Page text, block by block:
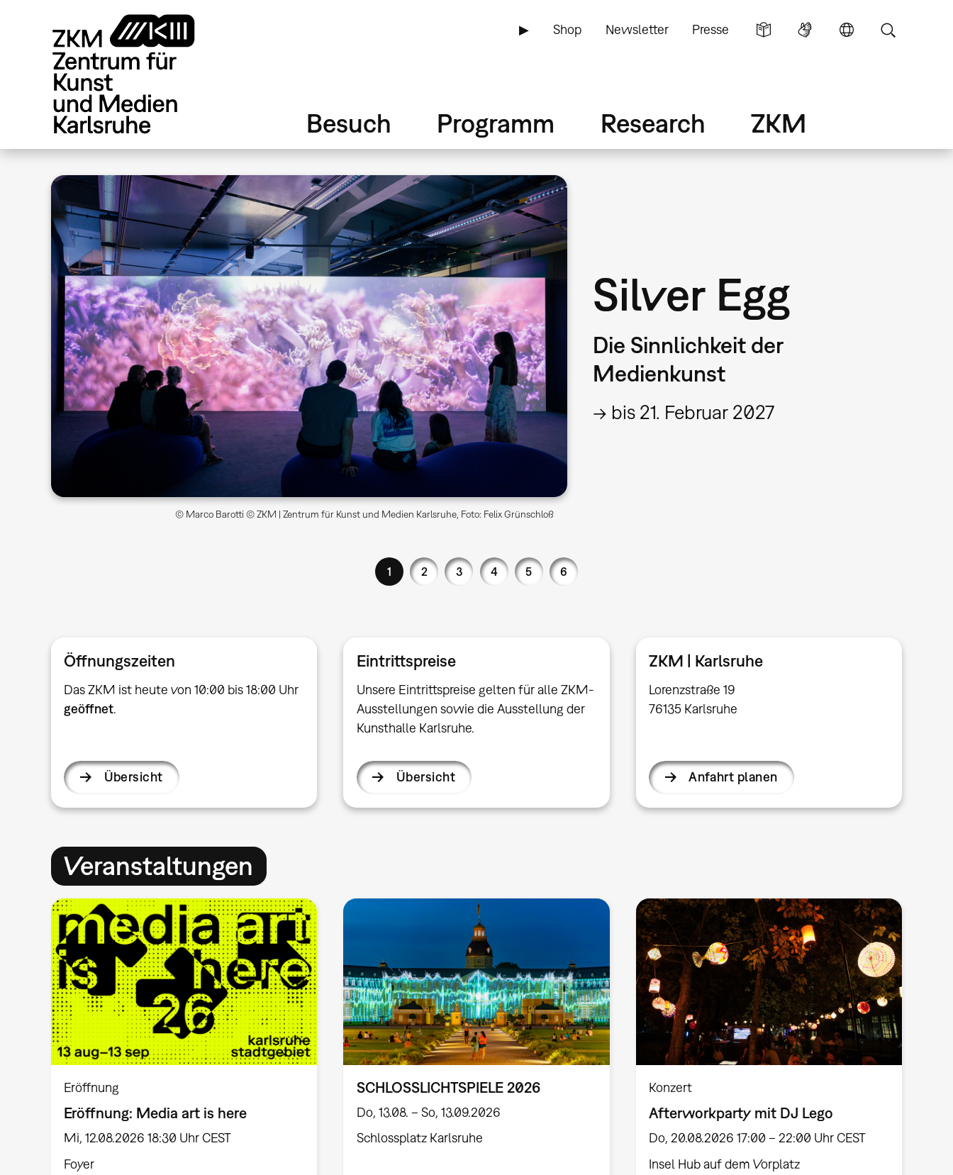
▶ Shop Newsletter Presse
Besuch Programm Research ZKM
© Marco Barotti © ZKM | Zentrum für Kunst und Medien Karlsruhe, Foto: Felix Grünschloß
Silver Egg
Die Sinnlichkeit der
Medienkunst
→ bis 21. Februar 2027
1 2 3 4 5 6
Öffnungszeiten
Das ZKM ist heute von 10:00 bis 18:00 Uhr
geöffnet.
Übersicht
Eintrittspreise
Unsere Eintrittspreise gelten für alle ZKM-
Ausstellungen sowie die Ausstellung der
Kunsthalle Karlsruhe.
Übersicht
ZKM | Karlsruhe
Lorenzstraße 19
76135 Karlsruhe
Anfahrt planen
Veranstaltungen
Eröffnung
Eröffnung: Media art is here
Mi, 12.08.2026 18:30 Uhr CEST
Foyer
SCHLOSSLICHTSPIELE 2026
Do, 13.08. – So, 13.09.2026
Schlossplatz Karlsruhe
Konzert
Afterworkparty mit DJ Lego
Do, 20.08.2026 17:00 – 22:00 Uhr CEST
Insel Hub auf dem Vorplatz